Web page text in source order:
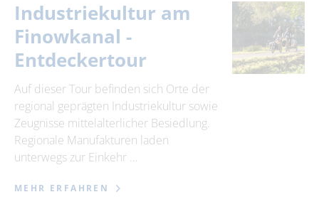
Industriekultur am
Finowkanal -
Entdeckertour
Auf dieser Tour befinden sich Orte der
regional geprägten Industriekultur sowie
Zeugnisse mittelalterlicher Besiedlung.
Regionale Manufakturen laden
unterwegs zur Einkehr …
MEHR ERFAHREN